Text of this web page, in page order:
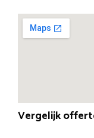
Vergelijk